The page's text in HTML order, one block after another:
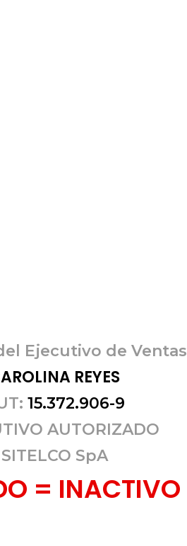
Ejecutivo de Ventas
REYES
15.372.906-9
AUTORIZADO
SITELCO SpA
= INACTIVO